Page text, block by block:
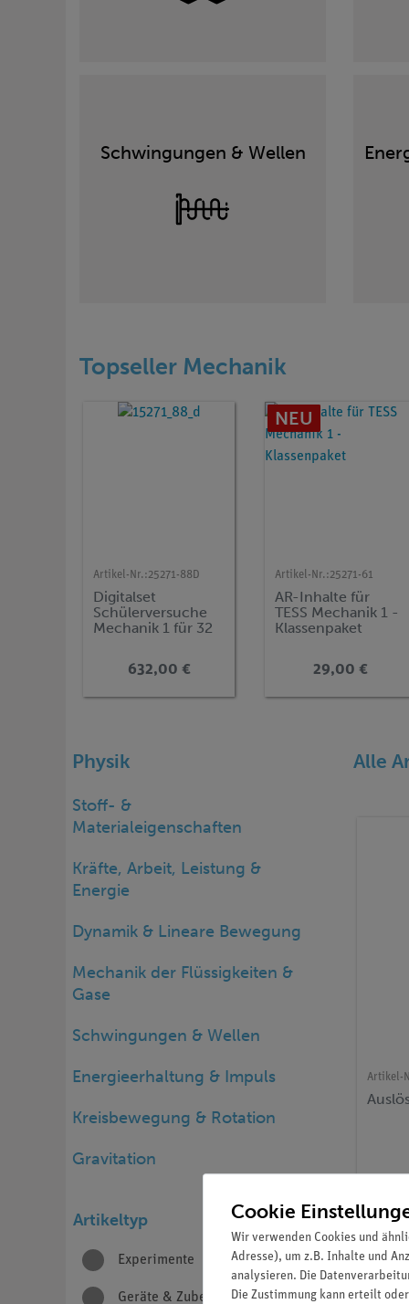
Schwingungen & Wellen
Topseller Mechanik
Artikel-Nr.:25271-88D
Digitalset
Schülerversuche
Mechanik 1 für 32
advanced Physik
632,00 €
NEU
Artikel-Nr.:25271-61
AR-Inhalte für
TESS Mechanik 1 -
Klassenpaket
29,00 €
Physik
Stoff- &
Materialeigenschaften
Kräfte, Arbeit, Leistung &
Energie
Dynamik & Lineare Bewegung
Mechanik der Flüssigkeiten &
Gase
Schwingungen & Wellen
Energieerhaltung & Impuls
Kreisbewegung & Rotation
Gravitation
Artikeltyp
Experimente 223
Geräte & Zubehör 248
Alle
Artikel-
Cookie
Wir verwenden Cookies und
Adresse), um z.B. Inhalte und
analysieren. Die
Die Zustimmung kann erteilt